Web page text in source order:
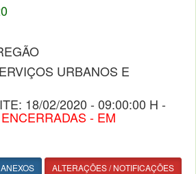
URBANOS E
18/02/2020 - 09:00:00 H -
- EM
ANEXOS
ALTERAÇÕES / NOTIFICAÇÕES